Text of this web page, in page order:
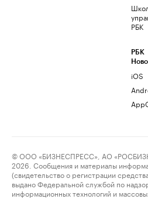
РБК
РБК
iOS
© ООО «БИЗНЕСПРЕСС», АО
2026. Сообщения и материалы
(свидетельство о регистрации
выдано Федеральной службой по
информационных технологий и